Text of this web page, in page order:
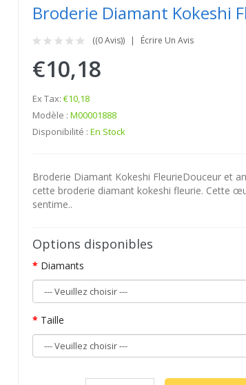
Broderie Diamant Kokeshi
((0 Avis)) Écrire Un Avis
€10,18
Ex Tax: €10,18
Modèle : M00001888
Disponibilité : En Stock
Broderie Diamant Kokeshi FleurieDouceur et
cette broderie diamant kokeshi fleurie. Cette
sentime..
Options disponibles
Diamants
Taille